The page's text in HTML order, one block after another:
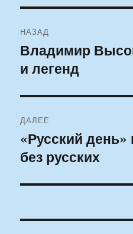
по
записям
НАЗАД
Предыдущая
запись:
Владимир
и легенд
ДАЛЕЕ
Следующая
запись:
«Русский
без русских